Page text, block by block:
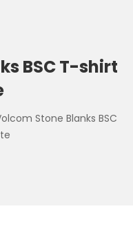
BSC T-shirt
Stone Blanks BSC